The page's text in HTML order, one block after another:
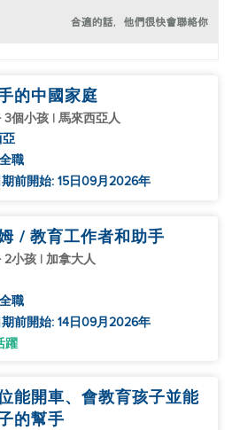
的中國家庭
3個小孩 | 馬來西亞人
亞
職
前開始: 15日09月2026年
/ 教育工作者和助手
2小孩 | 加拿大人
職
前開始: 14日09月2026年
躍
能開車、會教育孩子並能
的幫手